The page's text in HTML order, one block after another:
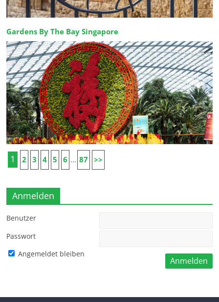
Gardens By The Bay Singapore
1 2 3 4 5 6 ... 87 >>
Anmelden
Benutzer
Passwort
Angemeldet bleiben